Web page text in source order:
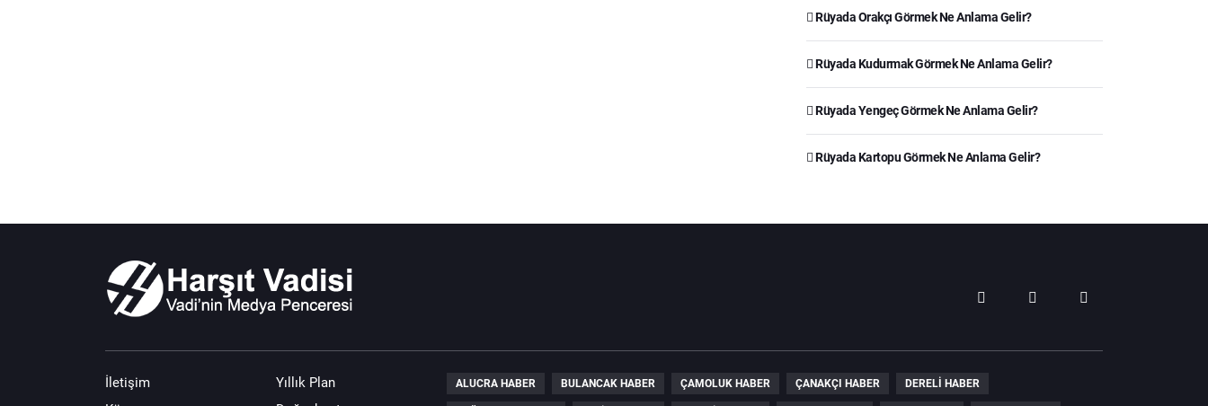
Rüyada Orakçı Görmek Ne Anlama Gelir?
Rüyada Kudurmak Görmek Ne Anlama Gelir?
Rüyada Yengeç Görmek Ne Anlama Gelir?
Rüyada Kartopu Görmek Ne Anlama Gelir?
İletişim
Yıllık Plan
ALUCRA HABER BULANCAK HABER ÇAMOLUK HABER ÇANAKÇI HABER DERELI HABER